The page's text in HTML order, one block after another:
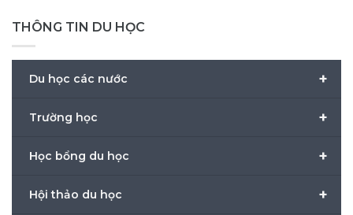
THÔNG TIN DU HỌC
+
Du học các nước
+
Trường học
+
Học bổng du học
+
Hội thảo du học